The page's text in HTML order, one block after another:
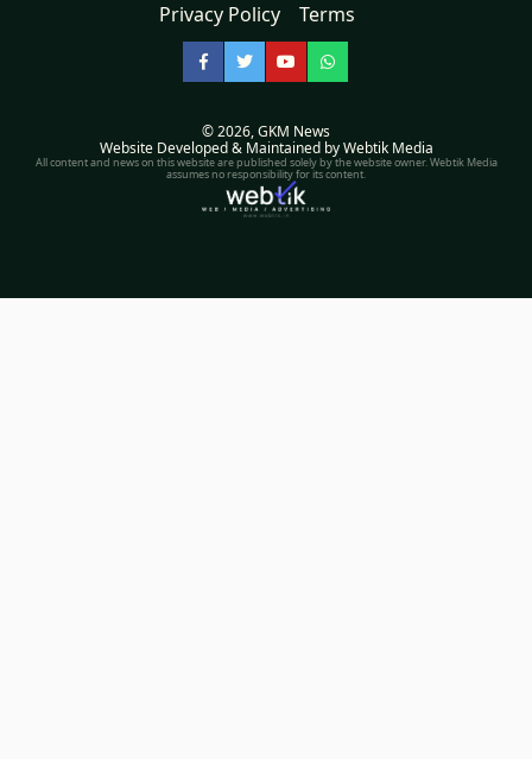
Privacy Policy Terms
Facebook
TwitterYouTubeWhatsApp
© 2026,GKM News
Website Developed & Maintained by Webtik Media
All content and news on this website are published solely by the website owner. Webtik Media
assumes no responsibility for its content.